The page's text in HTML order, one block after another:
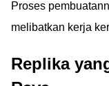
Proses
melibatkan kerja
Replika